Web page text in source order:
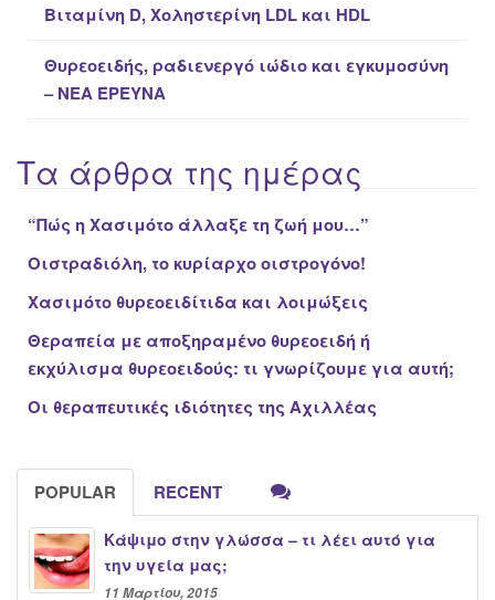
Βιταμίνη D, Χοληστερίνη LDL και HDL
Θυρεοειδής, ραδιενεργό ιώδιο και εγκυμοσύνη
– ΝΕΑ ΈΡΕΥΝΑ
Τα άρθρα της ημέρας
“Πώς η Xασιμότο άλλαξε τη ζωή μου…”
Οιστραδιόλη, το κυρίαρχο οιστρογόνο!
Χασιμότο θυρεοειδίτιδα και λοιμώξεις
Θεραπεία με αποξηραμένο θυρεοειδή ή
εκχύλισμα θυρεοειδούς: τι γνωρίζουμε για αυτή;
Οι θεραπευτικές ιδιότητες της Αχιλλέας
POPULAR RECENT
Κάψιμο στην γλώσσα – τι λέει αυτό για
την υγεία μας;
11 Μαρτίου, 2015